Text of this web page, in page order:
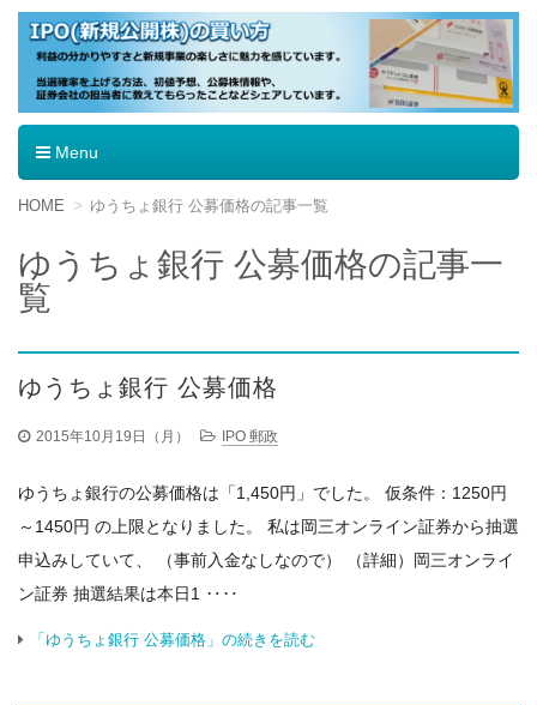
IPO（新規公開株）の買い方
Menu
コ
テ
ン
ツ
へ
HOME ゆうちょ銀行 公募価格の記事一覧
ゆうちょ銀行 公募価格の記事一
覧
ゆうちょ銀行 公募価格
2015年10月19日（月） IPO 郵政
ゆうちょ銀行の公募価格は「1,450円」でした。 仮条件：1250円
～1450円 の上限となりました。 私は岡三オンライン証券から抽選
申込みしていて、 （事前入金なしなので） （詳細）岡三オンライ
ン証券 抽選結果は本日1 ‥‥
「ゆうちょ銀行 公募価格」の続きを読む